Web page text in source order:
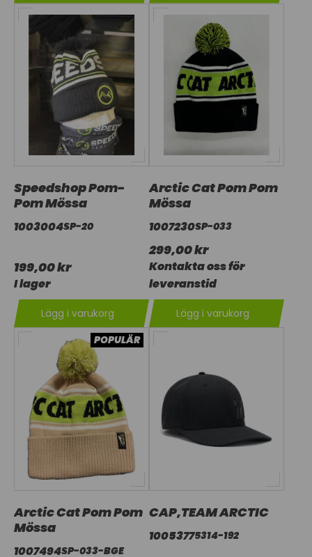
Speedshop Pom-
Pom Mössa
1003004SP-20
199,00 kr
I lager
Lägg i varukorg
Arctic Cat Pom Pom
Mössa
1007230SP-033
299,00 kr
Kontakta oss för
leveranstid
Lägg i varukorg
POPULÄR
Arctic Cat Pom Pom
Mössa
1007494SP-033-BGE
CAP,TEAM ARCTIC
10053775314-192